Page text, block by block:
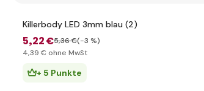
Killerbody LED 3mm blau (2)
5,22 €5,36 €(-3 %)
4,39 € ohne MwSt
+ 5 Punkte